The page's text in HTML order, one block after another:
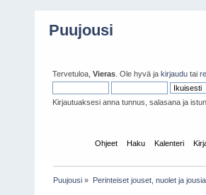
Puujousi
Tervetuloa, Vieras . Ole hyvä ja kirjaudu tai
Kirjautuaksesi anna tunnus, salasana ja
Ohjeet Haku Kalenteri
Puujousi » Perinteiset jouset, nuolet ja